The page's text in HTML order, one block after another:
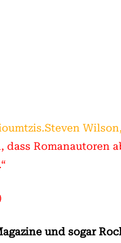
dass Romanautoren
und sogar